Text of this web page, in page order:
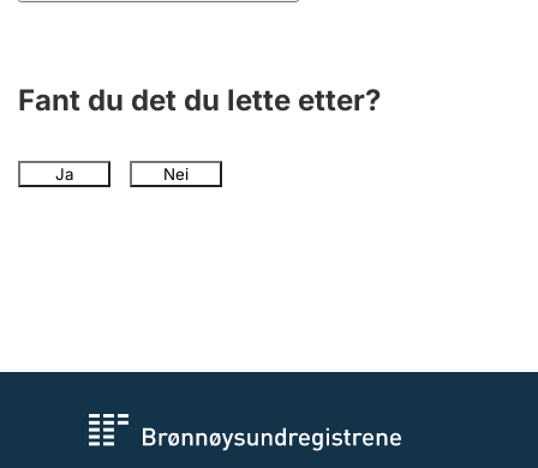
Fant du det du lette etter?
Ja Nei